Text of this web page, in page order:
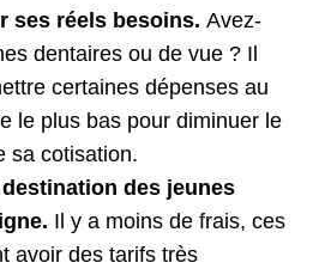
ses réels besoins. Avez-
dentaires ou de vue ? Il
certaines dépenses au
le plus bas pour diminuer le
sa cotisation.
des jeunes
Il y a moins de frais, ces
avoir des tarifs très